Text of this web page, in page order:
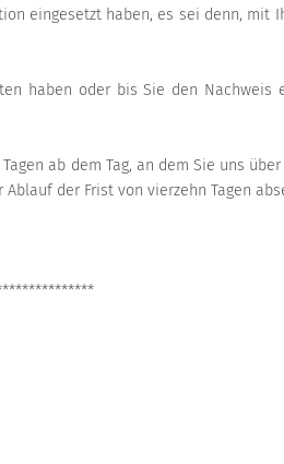
eingesetzt haben, es sei denn, mit
haben oder bis Sie den Nachweis
ab dem Tag, an dem Sie uns
der Frist von vierzehn Tagen